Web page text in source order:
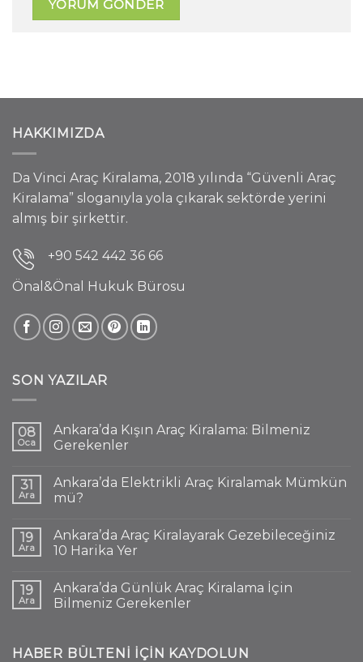
HAKKIMIZDA
Da Vinci Araç Kiralama, 2018 yılında “Güvenli Araç
Kiralama” sloganıyla yola çıkarak sektörde yerini
almış bir şirkettir.
+90 542 442 36 66
Önal&Önal Hukuk Bürosu
SON YAZILAR
08
Oca
Ankara’da Kışın Araç Kiralama: Bilmeniz
Gerekenler
31
Ara
Ankara’da Elektrikli Araç Kiralamak Mümkün
mü?
19
Ara
Ankara’da Araç Kiralayarak Gezebileceğiniz
10 Harika Yer
19
Ara
Ankara’da Günlük Araç Kiralama İçin
Bilmeniz Gerekenler
HABER BÜLTENI IÇIN KAYDOLUN